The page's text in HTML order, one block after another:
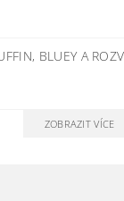
BLUEY A
ZOBRAZIT VÍCE